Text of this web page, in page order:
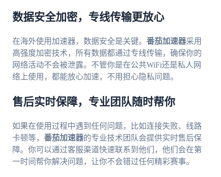
数据安全加密，专线传输更放心
在海外使用加速器，数据安全是关键。 番茄加速器采用
高强度加密技术，所有数据都通过专线传输，确保你的
网络活动不会被泄露。不管你是在公共WiFi还是私人网
络上使用，都能放心加速，不用担心隐私问题。
售后实时保障，专业团队随时帮你
如果在使用过程中遇到任何问题，比如连接失败、线路
卡顿等， 番茄加速器的专业技术团队会提供实时售后保
障。你可以通过客服渠道快速联系到他们，他们会在第
一时间帮你解决问题，让你不会错过任何精彩赛事。